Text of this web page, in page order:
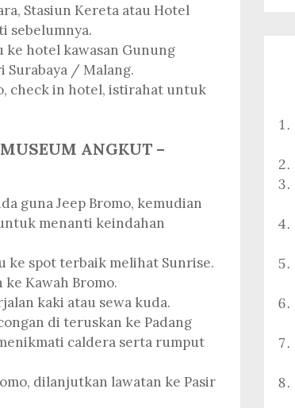
Stasiun Kereta atau Hotel
sebelumnya.
ke hotel kawasan Gunung
Surabaya / Malang.
check in hotel, istirahat untuk
ANGKUT –
guna Jeep Bromo, kemudian
menanti keindahan
ke spot terbaik melihat Sunrise.
Kawah Bromo.
kaki atau sewa kuda.
di teruskan ke Padang
caldera serta rumput
dilanjutkan lawatan ke Pasir